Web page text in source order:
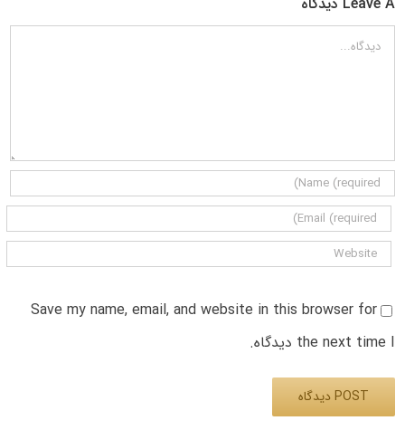
دیدگاه
Save my name, email, and website in this browser for
the next time I دیدگاه.